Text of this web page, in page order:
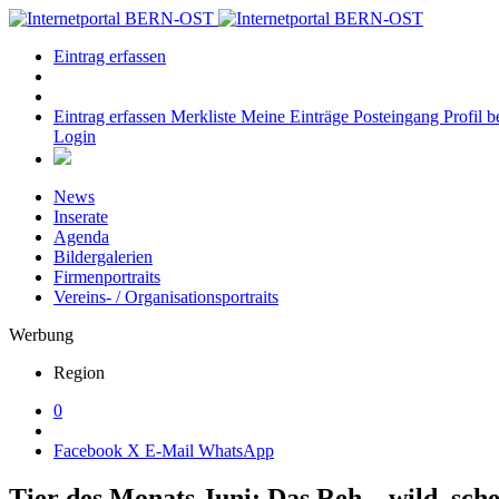
Eintrag erfassen
Eintrag erfassen Merkliste Meine Einträge Posteingang Profil
Login
News
Inserate
Agenda
Bildergalerien
Firmenportraits
Vereins- / Organisationsportraits
Werbung
Region
0
Facebook X E-Mail WhatsApp